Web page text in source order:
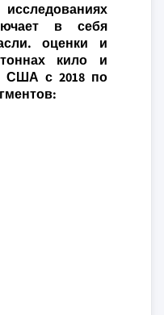
в себя
оценки и
кило и
США с 2018 по